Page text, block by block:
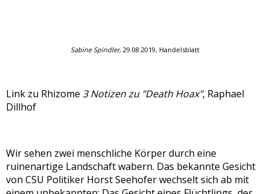
Sabine Spindler, 29.08.2019, Handelsblatt
Link zu Rhizome 3 Notizen zu "Death Hoax", Raphael
Dillhof
Wir sehen zwei menschliche Körper durch eine
ruinenartige Landschaft wabern. Das bekannte Gesicht
von CSU Politiker Horst Seehofer wechselt sich ab mit